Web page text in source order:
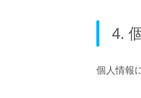
4.
個人情報